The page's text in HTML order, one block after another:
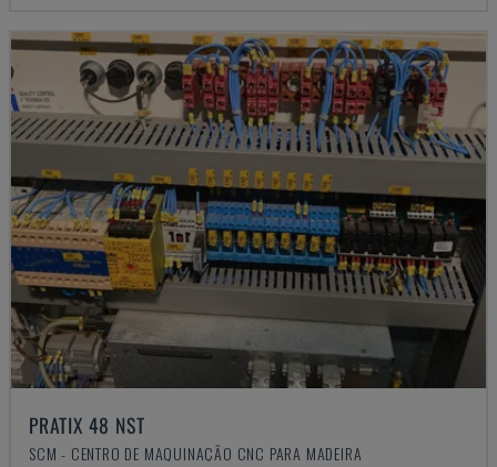
PRATIX 48 NST
SCM - CENTRO DE MAQUINAÇÃO CNC PARA MADEIRA